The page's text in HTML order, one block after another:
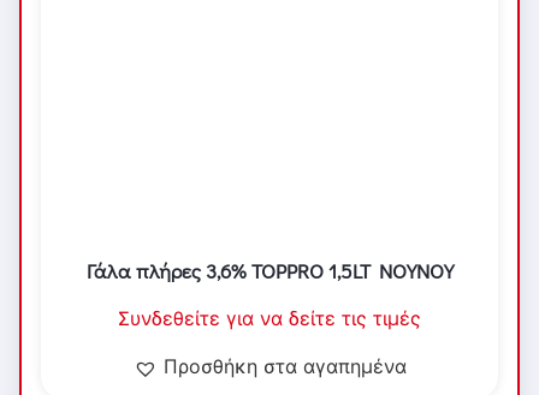
Γάλα πλήρες 3,6% TOPPRO 1,5LT NOYNOY
Συνδεθείτε για να δείτε τις τιμές
Προσθήκη στα αγαπημένα